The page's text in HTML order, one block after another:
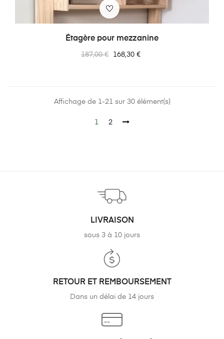
Étagère pour mezzanine
Prix
187,00 € Prix
168,30 €
Affichage de 1-21 sur 30 élément(s)
1 2
LIVRAISON
sous 3 à 10 jours
RETOUR ET REMBOURSEMENT
Dans un délai de 14 jours